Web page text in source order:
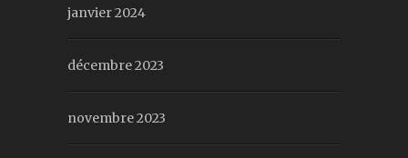
janvier 2024
décembre 2023
novembre 2023